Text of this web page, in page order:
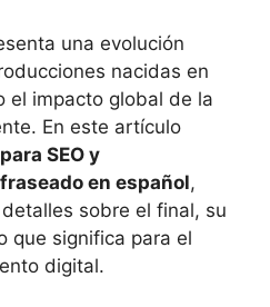
una evolución
nacidas en
el impacto global de la
En este artículo
SEO y
en español,
sobre el final, su
que significa para el
digital.